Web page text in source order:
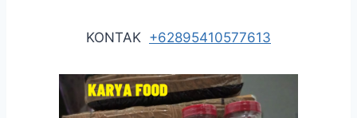
KONTAK +62895410577613